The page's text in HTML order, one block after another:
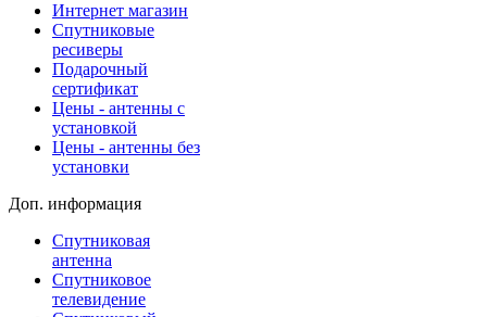
Интернет магазин
Спутниковые
ресиверы
Подарочный
сертификат
Цены - антенны с
установкой
Цены - антенны без
установки
Доп. информация
Спутниковая
антенна
Спутниковое
телевидение